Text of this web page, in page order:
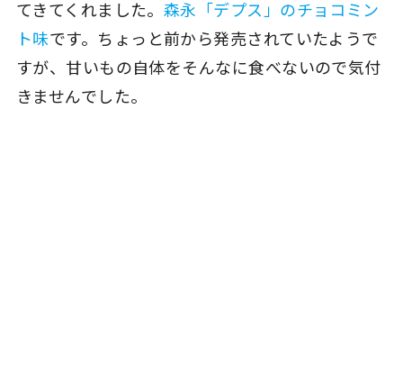
てきてくれました。 森永「デプス」のチョコミン
ト味です。ちょっと前から発売されていたようで
すが、甘いもの自体をそんなに食べないので気付
きませんでした。